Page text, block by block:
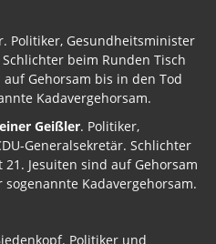
Geißler. Politiker,
Generalsekretär. Schlichter
Jesuiten sind auf Gehorsam
Kadavergehorsam.